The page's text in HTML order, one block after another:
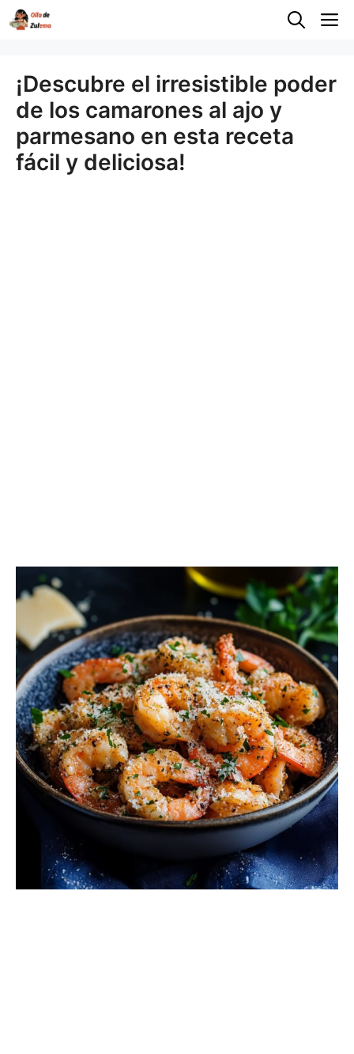
Saltar
¡Descubre el irresistible poder
de los camarones al ajo y
parmesano en esta receta
fácil y deliciosa!